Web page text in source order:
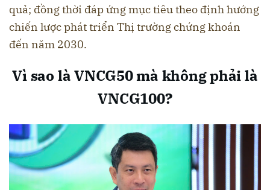
quả; đồng thời đáp ứng mục tiêu theo định hướng
chiến lược phát triển Thị trường chứng khoán
đến năm 2030.
Vì sao là VNCG50 mà không phải là
VNCG100?